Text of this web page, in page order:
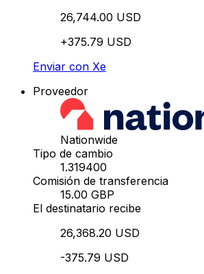
26,744.00 USD
+375.79 USD
Enviar con Xe
Proveedor
Nationwide
Tipo de cambio
1.319400
Comisión de transferencia
15.00 GBP
El destinatario recibe
26,368.20 USD
-375.79 USD